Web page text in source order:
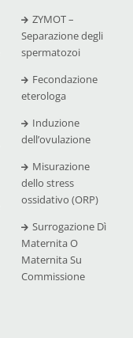
ZYMOT –
Separazione degli
spermatozoi
Fecondazione
eterologa
Induzione
dell’ovulazione
Misurazione
dello stress
ossidativo (ORP)
Surrogazione Dì
Maternita O
Maternita Su
Commissione